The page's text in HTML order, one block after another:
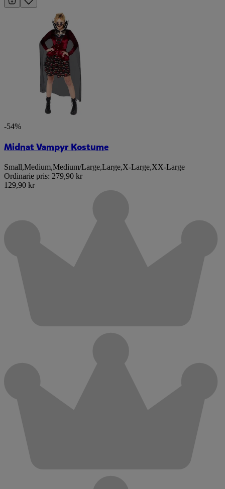
-54%
Midnat Vampyr Kostume
Small,Medium,Medium/Large,Large,X-Large,XX-Large
Ordinarie pris: 279,90 kr
129,90 kr